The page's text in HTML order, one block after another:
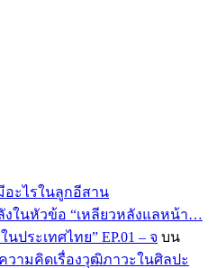
อะไรในลูกอีสาน
ในหัวข้อ “เหลียวหลังแลหน้า…
ระเทศไทย” EP.01 – จ บน
วามคิดเรื่องวุฒิภาวะในศิลปะ